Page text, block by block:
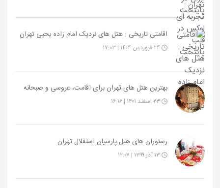
اقامتی تاریخی : هتل های نزدیک امام زاده یحیی تهران
بهترین هتل های تهران برای اقامت، عروسی و صبحانه
رستوران های هتل پارسیان استقلال تهران